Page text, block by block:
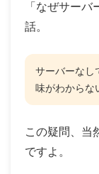
「なぜサー
話。
サーバーなし
味がわからな
この疑問、当
ですよ。